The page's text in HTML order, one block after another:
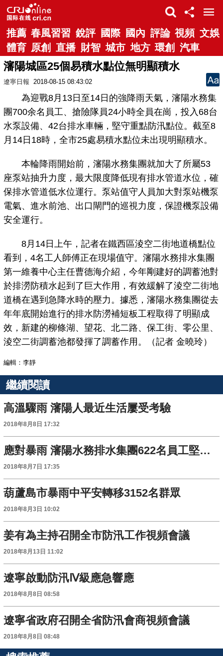
推薦 春風習習 銳評 國際 國內 評論 視頻 文娛
體育 原創 直播 財智 城市 地方 環創 汽車
瀋陽城區25個易積水點位無明顯積水
遼寧日報 2018-08-15 08:43:02
為迎戰8月13日至14日的強降雨天氣，瀋陽水務集
團700余名員工、搶險隊員24小時全員在崗，投入68台
水泵設備、42台排水車輛，堅守重點防汛點位。截至8
月14日18時，全市25處易積水點位未出現明顯積水。
本輪降雨開始前，瀋陽水務集團就加大了所屬53
座泵站抽升力度，最大限度降低現有排水管道水位，確
保排水管道低水位運行。泵站值守人員加大對泵站機泵
電氣、進水前池、出口閘門的巡視力度，保證機泵設備
安全運行。
8月14日上午，記者在鐵西區淩空二街地道橋點位
看到，4名工人師傅正在現場值守。瀋陽水務排水集團
第一維養中心主任曹德海介紹，今年剛建好的調蓄池對
於排澇防積水起到了巨大作用，有效緩解了淩空二街地
道橋在遇到急降水時的壓力。據悉，瀋陽水務集團從去
年年底開始進行的排水防澇補短板工程取得了明顯成
效，新建的柳條湖、望花、北二路、保工街、零公里、
淩空二街調蓄池都發揮了調蓄作用。（記者 金曉玲）
編輯：李靜
繼續閱讀
高溫驟雨 瀋陽人最近生活屢受考驗
2018年8月8日 17:32
應對暴雨 瀋陽水務排水集團622名員工堅守在一線
2018年8月7日 17:35
葫蘆島市暴雨中平安轉移3152名群眾
2018年8月3日 10:02
姜有為主持召開全市防汛工作視頻會議
2018年8月13日 11:02
遼寧啟動防汛Ⅳ級應急響應
2018年8月8日 08:58
遼寧省政府召開全省防汛會商視頻會議
2018年8月8日 08:48